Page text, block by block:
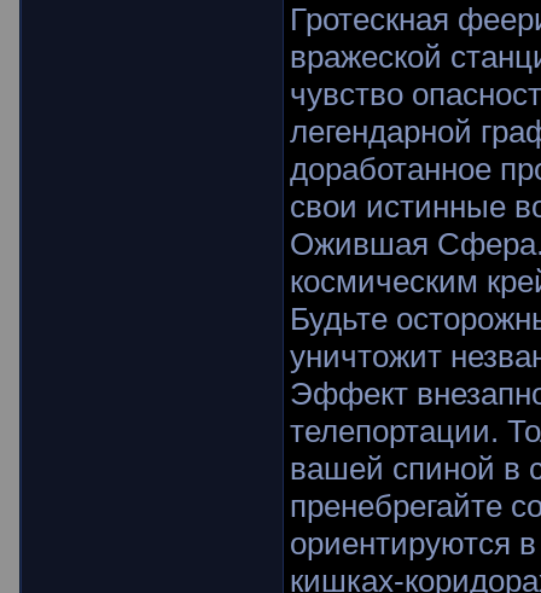
Гротескная
вражеской
чувство
легендарной
доработанное
свои истинные
Ожившая Сфера.
космическим
Будьте
уничтожит
Эффект
телепортации.
вашей спиной в
пренебрегайте
ориентируются
кишках-